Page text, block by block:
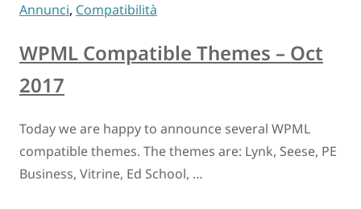
Annunci, Compatibilità
WPML Compatible Themes – Oct
2017
Today we are happy to announce several WPML
compatible themes. The themes are: Lynk, Seese, PE
Business, Vitrine, Ed School, …